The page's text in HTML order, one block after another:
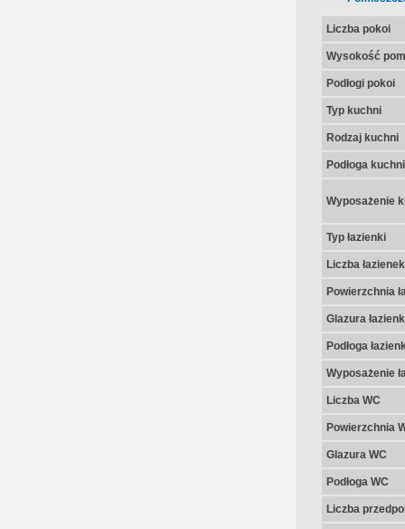
Liczba pokoi
Wysokość
Podłogi pokoi
Typ kuchni
Rodzaj kuchni
Podłoga kuchni
Wyposażenie
Typ łazienki
Liczba łazienek
Powierzchnia
Glazura
Podłoga
Wyposażenie
Liczba WC
Powierzchnia
Glazura WC
Podłoga WC
Liczba